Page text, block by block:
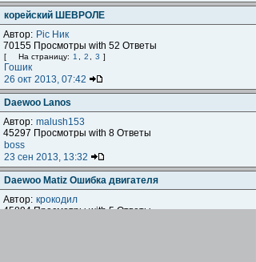
корейский ШЕВРОЛЕ
Автор: Pic Ник
70155 Просмотры with 52 Ответы
[ На страницу: 1 2 3 ]
Гошик
26 окт 2013, 07:42
Daewoo Lanos
Автор: malush153
45297 Просмотры with 8 Ответы
boss
23 сен 2013, 13:32
Daewoo Matiz Ошибка двигателя
Автор: крокодил
45894 Просмотры with 5 Ответы